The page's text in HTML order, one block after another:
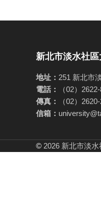
新北市淡水社
地址： 251 新北市
電話：
（02）
傳真：
（02）
信箱：
© 2026 新北市淡